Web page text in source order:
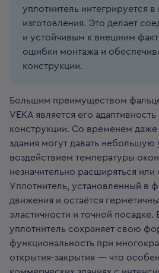
уплотнитель интегрируется
изготовления. Это делает
и устойчивым к внешним
ошибки монтажа и
конструкции.
Большим преимуществом
VEKA является его
конструкции. Со временем
здания могут давать небольшую
воздействием температуры
незначительно расширяться или
Уплотнитель, установленный в
движения и остаётся
эластичности и точной посадке.
уплотнитель сохраняет свою
функциональность при
открытия-закрытия — что